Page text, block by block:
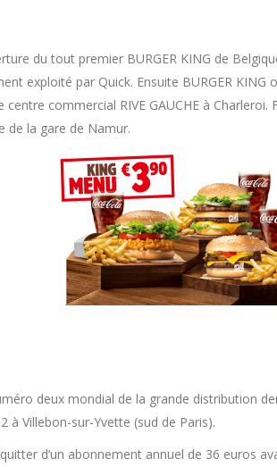
du tout premier BURGER KING de
exploité par Quick. Ensuite BURGER
commercial RIVE GAUCHE à
de la gare de Namur.
deux mondial de la grande distribution
à Villebon-sur-Yvette (sud de Paris).
d’un abonnement annuel de 36 euros